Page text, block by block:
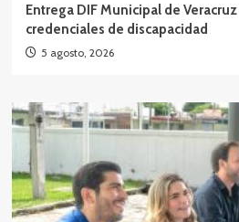
Entrega DIF Municipal de
credenciales de discapacidad
5 agosto, 2026